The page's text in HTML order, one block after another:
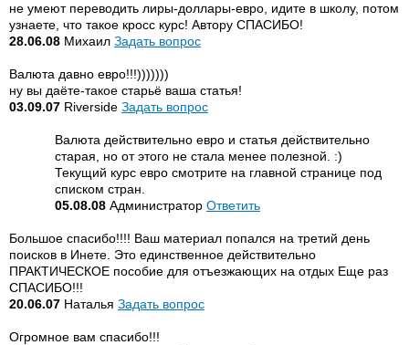
не умеют переводить лиры-доллары-евро, идите в школу, потом
узнаете, что такое кросс курс! Автору СПАСИБО!
28.06.08 Михаил Задать вопрос
Валюта давно евро!!!)))))))
ну вы даёте-такое старьё ваша статья!
03.09.07 Riverside Задать вопрос
Валюта действительно евро и статья действительно
старая, но от этого не стала менее полезной. :)
Текущий курс евро смотрите на главной странице под
списком стран.
05.08.08 Администратор Ответить
Большое спасибо!!!! Ваш материал попался на третий день
поисков в Инете. Это единственное действительно
ПРАКТИЧЕСКОЕ пособие для отъезжающих на отдых Еще раз
СПАСИБО!!!
20.06.07 Наталья Задать вопрос
Огромное вам спасибо!!!